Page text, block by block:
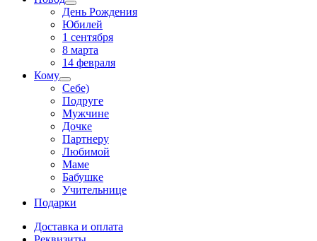
День Рождения
Юбилей
1 сентября
8 марта
14 февраля
Кому
Себе)
Подруге
Мужчине
Дочке
Партнеру
Любимой
Маме
Бабушке
Учительнице
Подарки
Доставка и оплата